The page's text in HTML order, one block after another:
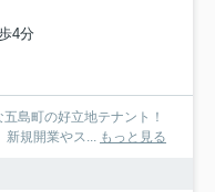
4分
島町の好立地テナント！
新規開業やス... もっと見る